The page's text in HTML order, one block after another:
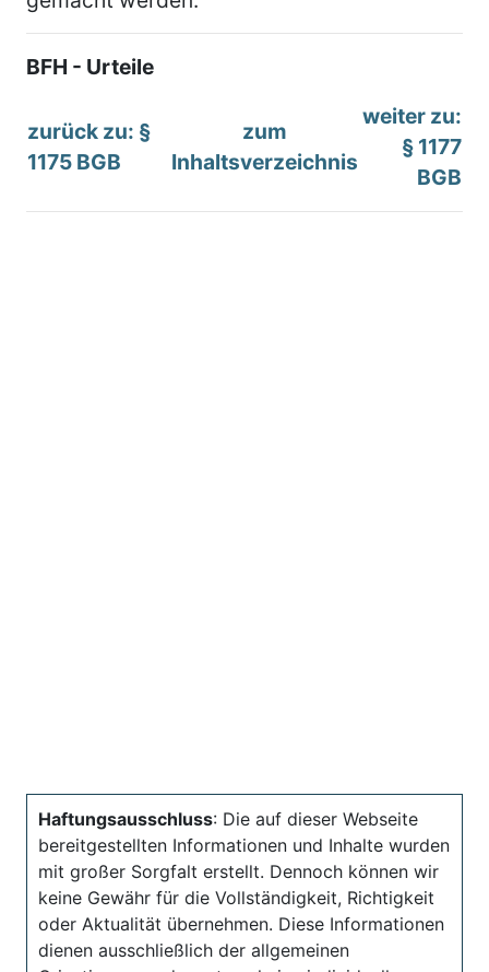
BFH - Urteile
zurück zu: §
1175 BGB
zum
Inhaltsverzeichnis
weiter zu:
§ 1177
BGB
Haftungsausschluss: Die auf dieser Webseite
bereitgestellten Informationen und Inhalte wurden
mit großer Sorgfalt erstellt. Dennoch können wir
keine Gewähr für die Vollständigkeit, Richtigkeit
oder Aktualität übernehmen. Diese Informationen
dienen ausschließlich der allgemeinen